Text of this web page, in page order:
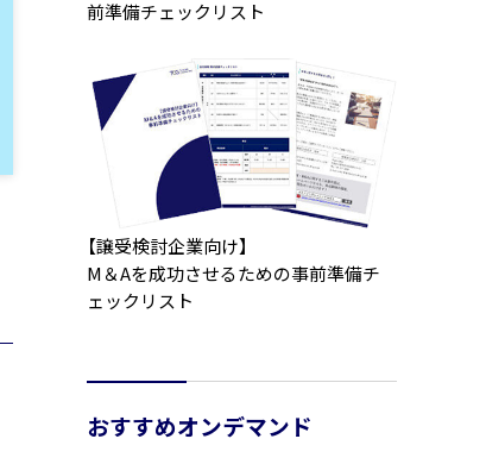
前準備チェックリスト
【譲受検討企業向け】
M＆Aを成功させるための事前準備チ
ェックリスト
おすすめオンデマンド